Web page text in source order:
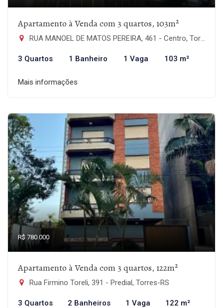
Apartamento à Venda com 3 quartos, 103m²
RUA MANOEL DE MATOS PEREIRA, 461 - Centro, Torres-RS
3 Quartos 1 Banheiro 1 Vaga 103 m²
Mais informações
R$ 780.000
Apartamento à Venda com 3 quartos, 122m²
Rua Firmino Toreli, 391 - Predial, Torres-RS
3 Quartos 2 Banheiros 1 Vaga 122 m²